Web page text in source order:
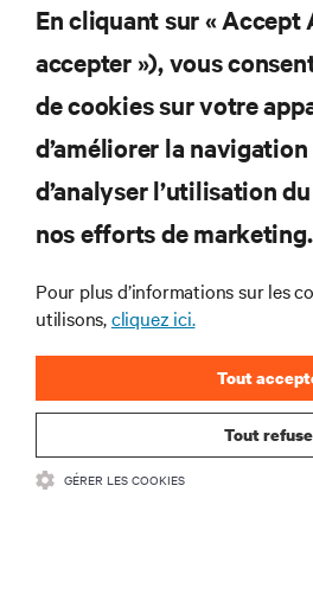
et des infrastructures
S’INSCRIRE
RESSOURCES
SUPPORT
SOCIÉTÉ
En cliquant sur « Accept
accepter »), vous
de cookies sur votre
d’améliorer la
d’analyser l’utilisation
nos efforts de marketing.
Pour plus d’informations sur les
utilisons,cliquez ici.
Tout
Tout
GÉRER LES COOKIES